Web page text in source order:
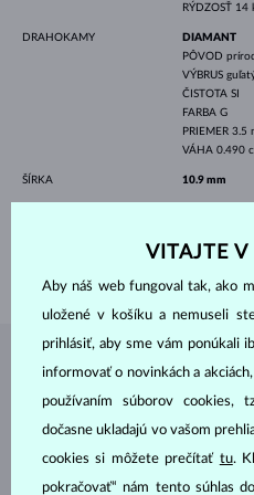
RÝDZOSŤ 14
DRAHOKAMY
DIAMANT
PÔVOD
VÝBRUS
ČISTOTA SI
FARBA G
PRIEMER 3.5
VÁHA 0.490
ŠÍRKA 10.9 mm
ŠPERKY Z
VITAJTE V
Aby náš web fungoval tak, ako
uložené v košíku a nemuseli
prihlásiť, aby sme vám ponúkali
informovať o novinkách a
používaním súborov cookies,
dočasne ukladajú vo vašom
cookies si môžete prečítať tu.
pokračovať“ nám tento súhlas